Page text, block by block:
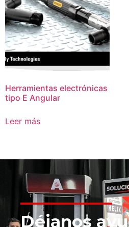
Herramientas electrónicas
tipo E Angular
Leer más
Déjanos